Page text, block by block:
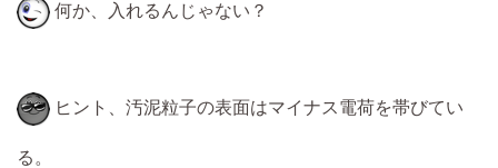
何か、入れるんじゃない？
ヒント、汚泥粒子の表面はマイナス電荷を帯びてい
る。